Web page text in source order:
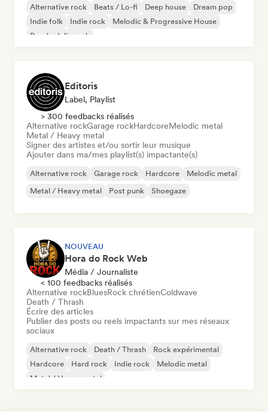
Alternative rock Beats / Lo-fi Deep house
Dream pop
Indie folk
Indie rock
Melodic & Progressive House
Psychedelic rock
Editoris
Label, Playlist
> 300 feedbacks réalisés
Alternative rockGarage rockHardcoreMelodic metal
Metal / Heavy metal
Signer des artistes et/ou sortir leur musique
Ajouter dans ma/mes playlist(s) impactante(s)
Alternative rock Garage rock Hardcore
Melodic metal
Metal / Heavy metal
Post punk Shoegaze
NOUVEAU
Hora do Rock Web
Média / Journaliste
< 100 feedbacks réalisés
Alternative rockBluesRock chrétienColdwave
Death / Thrash
Écrire des articles
Publier des posts ou reels impactants sur mes réseaux
sociaux
Alternative rock Death / Thrash
Rock expérimental
Hardcore
Hard rock Indie rock
Melodic metal
Metal / Heavy metal